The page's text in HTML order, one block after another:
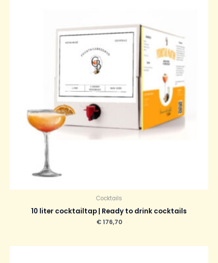
Cocktails
10 liter cocktailtap | Ready to drink cocktails
€176,70